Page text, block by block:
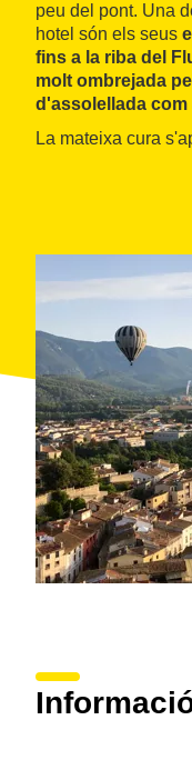
peu del pont. Una
hotel són els seus
fins a la riba del
molt ombrejada
d'assolellada
La mateixa cura
Una sala d'estar
zona dels
d'elles familiars,
Unacura molt
trets d'aquest hotel
estances per